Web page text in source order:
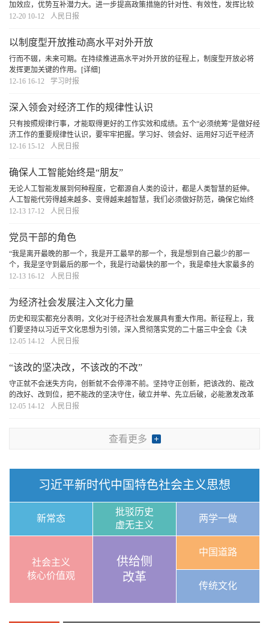
加效应，优势互补潜力大。进一步提高政策措施的针对性、有效性，发挥比较
优势、缩小发展差距，培育新动能，必将打造出更多新的增长极，推动优势互
12-20 10-12 人民日报
以制度型开放推动高水平对外开放
行而不辍，未来可期。在持续推进高水平对外开放的征程上，制度型开放必将
发挥更加关键的作用。 [详细]
12-16 16-12
学习时报
深入领会对经济工作的规律性认识
只有按照规律行事，才能取得更好的工作实效和成绩。五个“必须统筹”是做好经
济工作的重要规律性认识，要牢牢把握。学习好、领会好、运用好习近平经济
思想，坚持用科学方法谋划和推进经济工作，我们定能掌握发展主动、做到行
12-16 15-12 人民日报
确保人工智能始终是“朋友”
无论人工智能发展到何种程度，它都源自人类的设计，都是人类智慧的延伸。
人工智能代劳得越来越多、变得越来越智慧，我们必须做好防范，确保它始终
是“朋友”。 [详细]
12-13 17-12 人民日报
党员干部的角色
“我是离开最晚的那一个，我是开工最早的那一个，我是想到自己最少的那一
个，我是坚守到最后的那一个，我是行动最快的那一个，我是牵挂大家最多的
那一个……”搞清楚“我是谁、为了谁、依靠谁”的问题，才能永葆共产党人的本
12-13 16-12 人民日报
为经济社会发展注入文化力量
历史和现实都充分表明，文化对于经济社会发展具有重大作用。新征程上，我
们要坚持以习近平文化思想为引领，深入贯彻落实党的二十届三中全会《决
定》提出的深化文化体制机制改革的战略部署，不断提升文化的思想引领力、
12-05 14-12 人民日报
“该改的坚决改，不该改的不改”
守正就不会迷失方向，创新就不会停滞不前。坚持守正创新，把该改的、能改
的改好、改到位，把不能改的坚决守住，破立并举、先立后破，必能激发改革
的强大活力，打开改革发展新天地。
12-05 14-12 人民日报
查看更多
习近平新时代中国特色社会主义思想
新常态
批驳历史
虚无主义
两学一做
社会主义
核心价值观
供给侧
改革
中国道路
传统文化